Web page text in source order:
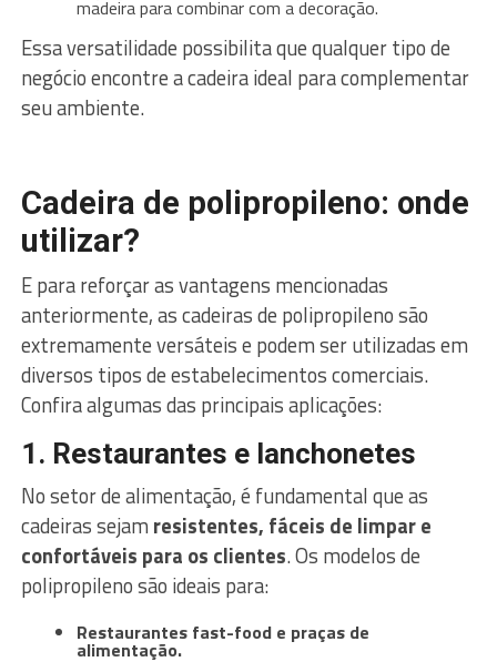
madeira para combinar com a decoração.
Essa versatilidade possibilita que qualquer tipo de
negócio encontre a cadeira ideal para complementar
seu ambiente.
Cadeira de polipropileno: onde
utilizar?
E para reforçar as vantagens mencionadas
anteriormente, as cadeiras de polipropileno são
extremamente versáteis e podem ser utilizadas em
diversos tipos de estabelecimentos comerciais.
Confira algumas das principais aplicações:
1. Restaurantes e lanchonetes
No setor de alimentação, é fundamental que as
cadeiras sejam resistentes, fáceis de limpar e
confortáveis para os clientes. Os modelos de
polipropileno são ideais para:
Restaurantes fast-food e praças de
alimentação.